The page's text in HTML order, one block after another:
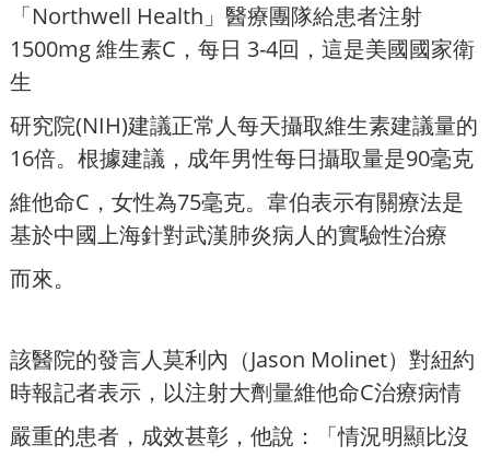
「Northwell Health」醫療團隊給患者注射
1500mg 維生素C，每日 3-4回，這是美國國家衛
生
研究院(NIH)建議正常人每天攝取維生素建議量的
16倍。根據建議，成年男性每日攝取量是90毫克
維他命C，女性為75毫克。韋伯表示有關療法是
基於中國上海針對武漢肺炎病人的實驗性治療
而來。
該醫院的發言人莫利內（Jason Molinet）對紐約
時報記者表示，以注射大劑量維他命C治療病情
嚴重的患者，成效甚彰，他說：「情況明顯比沒